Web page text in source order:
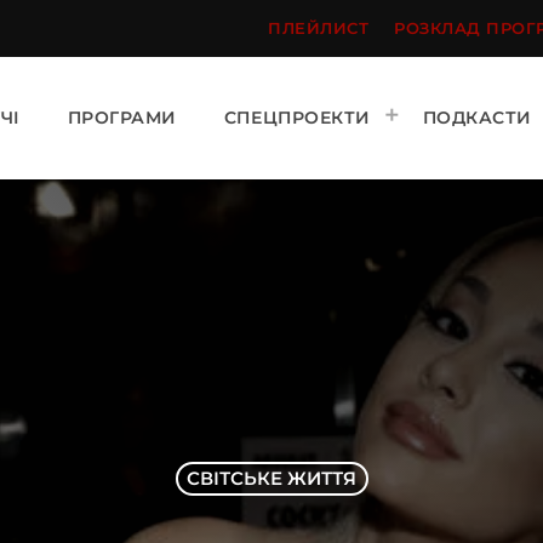
ПЛЕЙЛИСТ РОЗКЛАД
ПРОГРАМИ СПЕЦПРОЕКТИ ПОДКАСТИ
СВІТСЬКЕ ЖИТТЯ